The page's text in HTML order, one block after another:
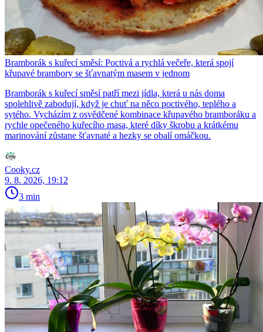
Bramborák s kuřecí směsí: Poctivá a rychlá večeře, která spojí
křupavé brambory se šťavnatým masem v jednom
Bramborák s kuřecí směsí patří mezi jídla, která u nás doma
spolehlivě zabodují, když je chuť na něco poctivého, teplého a
sytého. Vycházím z osvědčené kombinace křupavého bramboráku a
rychle opečeného kuřecího masa, které díky škrobu a krátkému
marinování zůstane šťavnaté a hezky se obalí omáčkou.
Cooky.cz
9. 8. 2026, 19:12
3 min